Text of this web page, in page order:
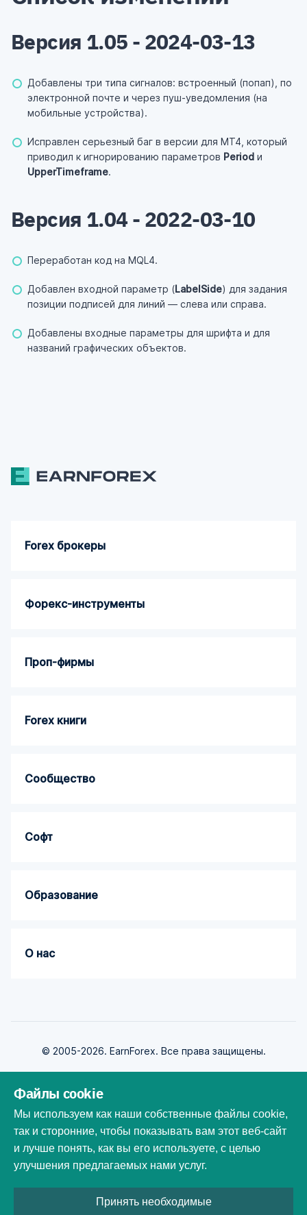
Версия 1.05 - 2024-03-13
Добавлены три типа сигналов: встроенный (попап), по
электронной почте и через пуш-уведомления (на
мобильные устройства).
Исправлен серьезный баг в версии для MT4, который
приводил к игнорированию параметров Period и
UpperTimeframe.
Версия 1.04 - 2022-03-10
Переработан код на MQL4.
Добавлен входной параметр (LabelSide) для задания
позиции подписей для линий — слева или справа.
Добавлены входные параметры для шрифта и для
названий графических объектов.
Forex брокеры
Форекс-инструменты
Проп-фирмы
Forex книги
Сообщество
Софт
Образование
О нас
© 2005-2026. EarnForex. Все права защищены.
являются собственностью их владельцев. Все названия компаний,
Разработан
Файлы cookie
Мы используем как наши собственные файлы cookie,
так и сторонние, чтобы показывать вам этот веб-сайт
и лучше понять, как вы его используете, с целью
улучшения предлагаемых нами услуг.
Принять необходимые